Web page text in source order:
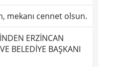
mekanı cennet olsun.
ERZİNCAN
BELEDİYE BAŞKANI